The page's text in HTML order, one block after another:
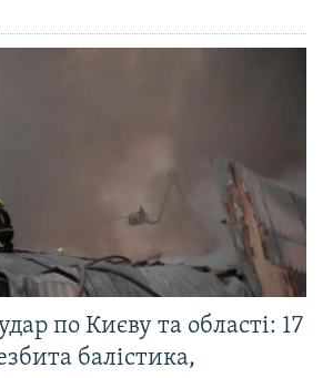
по Києву та області: 17
балістика,